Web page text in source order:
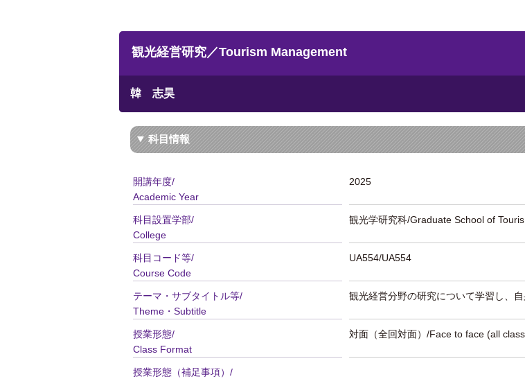
観光経営研究／Tourism Management
韓 志昊
科目情報
開講年度/
Academic Year
2025
科目設置学部/
College
観光学研究科/Graduate School of
科目コード等/
Course Code
UA554/UA554
テーマ・サブタイトル等/
Theme・Subtitle
観光経営分野の研究について学習し、
授業形態/
Class Format
対面（全回対面）/Face to face (all
授業形態（補足事項）/